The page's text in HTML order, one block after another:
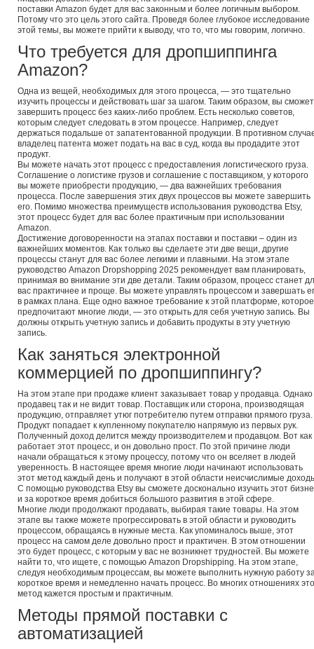
поставки Amazon будет для вас законным и более логичным выбором.
Потому что это цель этого сайта. Проведя более глубокое исследование
этой темы, вы можете прийти к выводу, что то, что мы говорим, логично.
Что требуется для дропшиппинга
Amazon?
Одна из вещей, необходимых для этого процесса, — это тщательно
изучить процессы и действовать шаг за шагом. Таким образом, вы
завершить процесс без каких-либо проблем. Есть несколько советов,
которым следует следовать в этом процессе. Например, следует
держаться подальше от запатентованной продукции. В противном
владелец патента может подать на вас в суд, когда вы продадите этот
продукт.
Вы можете начать этот процесс с предоставления логистического груза.
Соглашение о логистике грузов и соглашение с поставщиком, у которого
вы можете приобрести продукцию, — два важнейших требования
процесса. После завершения этих двух процессов вы можете завершить
его. Помимо множества преимуществ использования руководства Etsy,
этот процесс будет для вас более практичным при использовании
Amazon.
Достижение договоренности на этапах поставки и поставки – один из
важнейших моментов. Как только вы сделаете эти две вещи, другие
процессы станут для вас более легкими и плавными. На этом этапе
руководство Amazon Dropshopping 2025 рекомендует вам планировать,
принимая во внимание эти две детали. Таким образом, процесс станет
вас практичнее и проще. Вы можете управлять процессом и завершать
в рамках плана. Еще одно важное требование к этой платформе, которое
предпочитают многие люди, — это открыть для себя учетную запись. Вы
должны открыть учетную запись и добавить продукты в эту учетную
запись.
Как заняться электронной
коммерцией по дропшиппингу?
На этом этапе при продаже клиент заказывает товар у продавца. Однако
продавец так и не видит товар. Поставщик или сторона, производящая
продукцию, отправляет утюг потребителю путем отправки прямого груза.
Продукт попадает к купленному покупателю напрямую из первых рук.
Полученный доход делится между производителем и продавцом. Вот как
работает этот процесс, и он довольно прост. По этой причине люди
начали обращаться к этому процессу, потому что он вселяет в людей
уверенность. В настоящее время многие люди начинают использовать
этот метод каждый день и получают в этой области неисчислимые
С помощью руководства Etsy вы сможете досконально изучить этот
и за короткое время добиться большого развития в этой сфере.
Многие люди продолжают продавать, выбирая такие товары. На этом
этапе вы также можете прогрессировать в этой области и руководить
процессом, обращаясь в нужные места. Как упоминалось выше, этот
процесс на самом деле довольно прост и практичен. В этом отношении
это будет процесс, с которым у вас не возникнет трудностей. Вы можете
найти то, что ищете, с помощью Amazon Dropshipping. На этом этапе,
следуя необходимым процессам, вы можете выполнить нужную работу
короткое время и немедленно начать процесс. Во многих отношениях
метод кажется простым и практичным.
Методы прямой поставки с
автоматизацией